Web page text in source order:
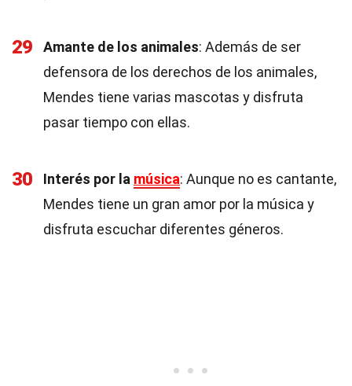
29 Amante de los animales: Además de ser
defensora de los derechos de los animales,
Mendes tiene varias mascotas y disfruta
pasar tiempo con ellas.
30 Interés por la música: Aunque no es cantante,
Mendes tiene un gran amor por la música y
disfruta escuchar diferentes géneros.